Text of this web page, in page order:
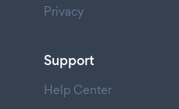
Privacy
Support
Help Center